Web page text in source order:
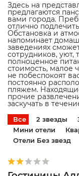
Здесь на
предлагаются
вами города.
отлично
Обстановка и
напоминает
заведениях
сотрудников, уют,
полноценное
стоимость, малое
не побеспокоят
постоянно
пляжем.
прочие
заскучать в
Все 2 звезды
Мини отели
Отели Без звезд